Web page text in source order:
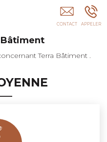
Terra Bâtiment .